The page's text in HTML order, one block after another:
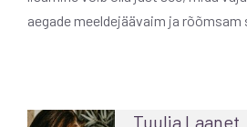
aegade meeldejäävaim ja rõõmsam
Tuulia Laanet